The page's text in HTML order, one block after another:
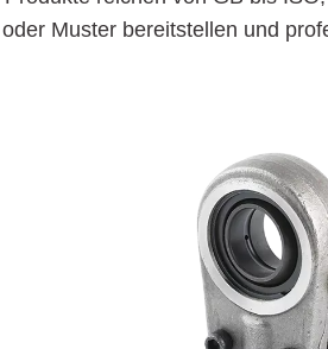
Muster bereitstellen und